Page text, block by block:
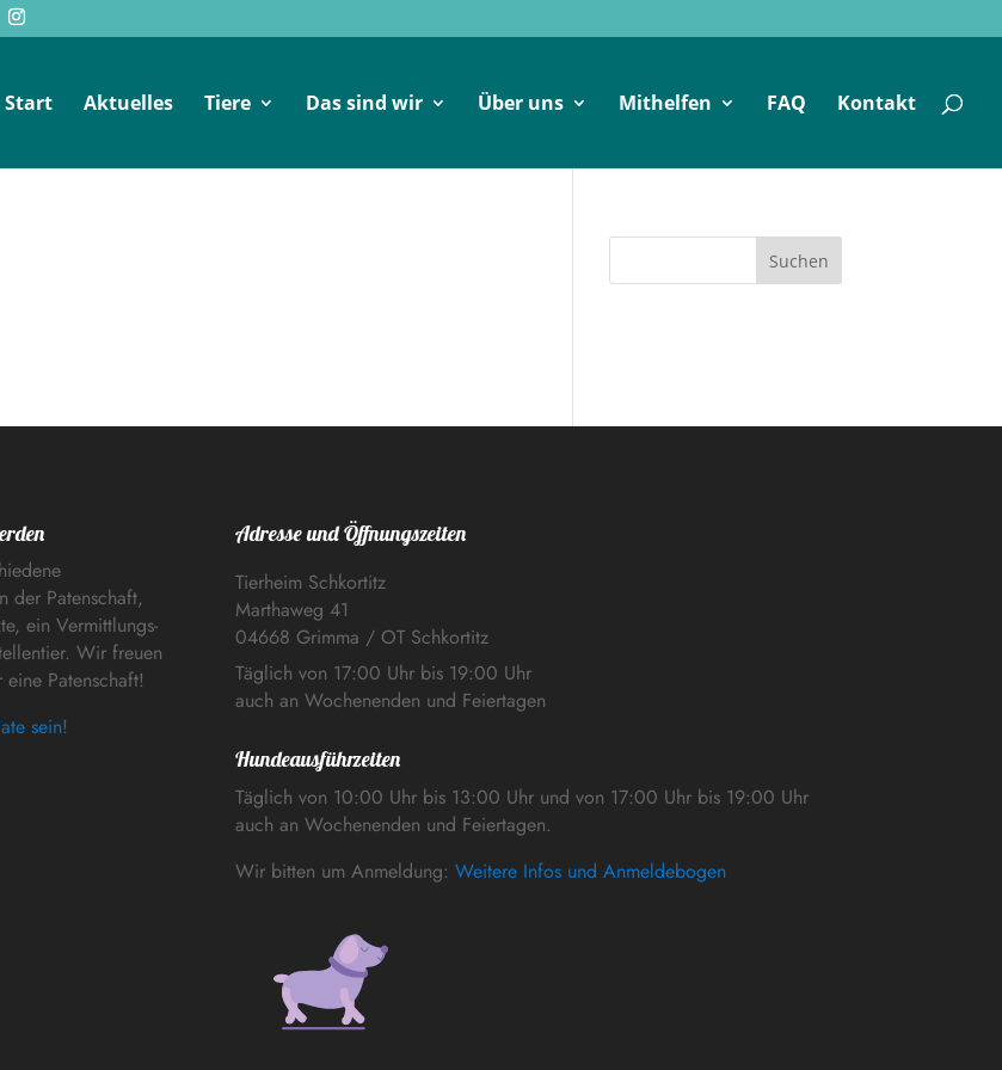
Start Aktuelles Tiere Das sind wir Über uns Mithelfen FAQ Kontakt
Suchen
der Patenschaft,
ein Vermittlungs-
Wir freuen
eine Patenschaft!
sein!
Adresse und Öffnungszeiten
Tierheim Schkortitz
Marthaweg 41
04668 Grimma / OT Schkortitz
Täglich von 17:00 Uhr bis 19:00 Uhr
auch an Wochenenden und Feiertagen
Hundeausführzeiten
Täglich von 10:00 Uhr bis 13:00 Uhr und von 17:00 Uhr bis 19:00 Uhr
auch an Wochenenden und Feiertagen.
Wir bitten um Anmeldung: Weitere Infos und Anmeldebogen